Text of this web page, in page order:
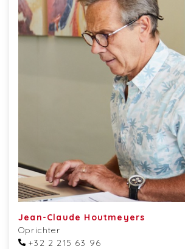
Jean-Claude Houtmeyers
Oprichter
+32 2 215 63 96